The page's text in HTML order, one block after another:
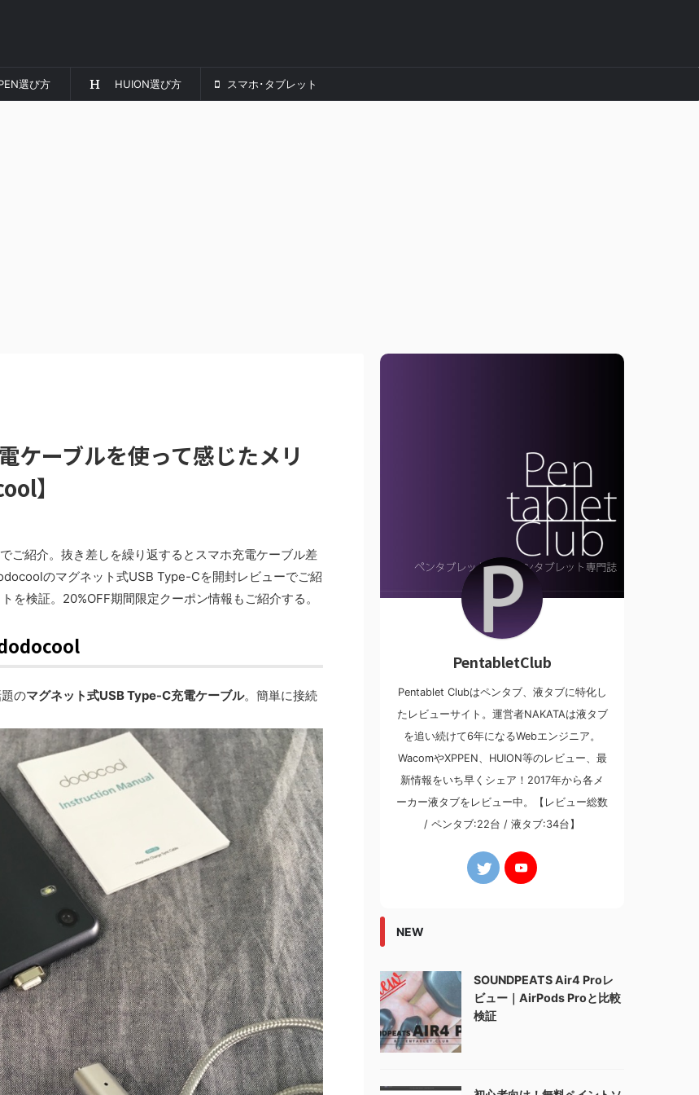
選び方 HUION選び方 スマホ･タブレット
ケーブルを使って感じたメリ
】
ご紹介。抜き差しを繰り返するとスマホ充電ケーブル差
のマグネット式USB Type-Cを開封レビューでご紹
を検証。20%OFF期間限定クーポン情報もご紹介する。
のマグネット式USB Type-C充電ケーブル。簡単に接続
PentabletClub
Pentablet Clubはペンタブ、液タブに特化し
たレビューサイト。運営者NAKATAは液タブ
を追い続けて6年になるWebエンジニア。
WacomやXPPEN、HUION等のレビュー、最
新情報をいち早くシェア！2017年から各メ
ーカー液タブをレビュー中。【レビュー総数
/ ペンタブ:22台 / 液タブ:34台】
NEW
SOUNDPEATS Air4 Proレ
ビュー｜AirPods Proと比較
検証